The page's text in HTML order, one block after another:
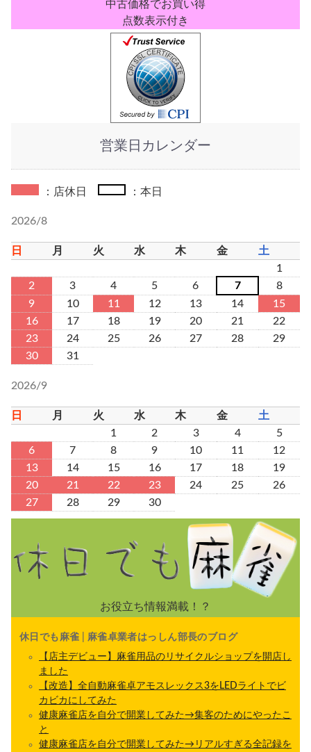
中古価格でお買い得
点数表示付き
営業日カレンダー
：店休日 ：本日
2026/8
日 月 火 水 木 金
土
1
2
3 4 5 6 7
8
9
10 11 12 13 14
15
16
17 18 19 20 21
22
23
24 25 26 27 28
29
30
31
2026/9
日 月 火 水 木 金
土
1
2 3 4
5
6
7 8 9 10 11
12
13
14 15 16 17 18
19
20
21 22 23 24 25
26
27
28 29 30
お役立ち情報満載！？
休日でも麻雀 | 麻雀卓業者はっしん部長のブログ
【店主デビュー】麻雀用品のリサイクルショップを開店し
ました
【改造】全自動麻雀卓アモスレックス3をLEDライトでビ
カビカにしてみた
健康麻雀店を自分で開業してみた→集客のためにやったこ
と
健康麻雀店を自分で開業してみた→リアルすぎる全記録を